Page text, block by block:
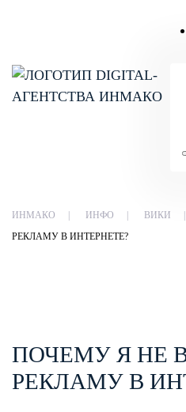
ИНМАКО ИНФО ВИКИ
РЕКЛАМУ В ИНТЕРНЕТЕ?
ПОЧЕМУ Я НЕ
РЕКЛАМУ В